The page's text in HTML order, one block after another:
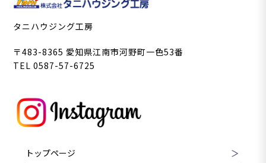
タニハウジング工房
〒483-8365 愛知県江南市河野町一色53番
TEL 0587-57-6725
トップページ